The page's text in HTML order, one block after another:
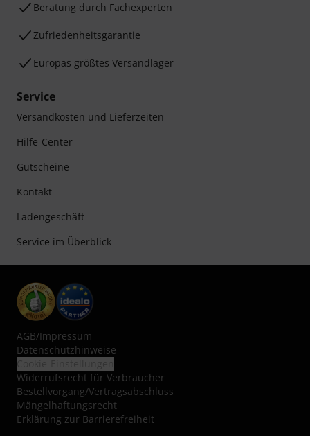
Beratung durch Fachexperten
Zufriedenheitsgarantie
Europas größtes Versandlager
Service
Versandkosten und Lieferzeiten
Hilfe-Center
Gutscheine
Kontakt
Ladengeschäft
Service im Überblick
AGB/Impressum
Datenschutzhinweise
Widerrufsrecht für Verbraucher
Bestellvorgang/Vertragsabschluss
Mängelhaftungsrecht
Erklärung zur Barrierefreiheit